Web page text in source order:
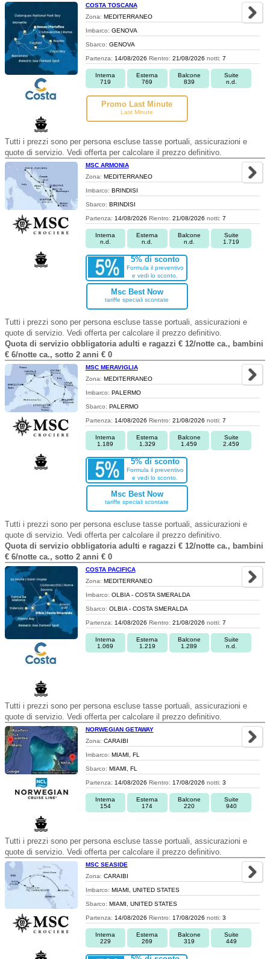
COSTA TOSCANA
Zona: MEDITERRANEO
Imbarco: GENOVA
Sbarco: GENOVA
Partenza: 14/08/2026 Rientro: 21/08/2026 notti: 7
Interna
719
Esterna
769
Balcone
839
Suite
n.d.
Promo Last Minute
Last Minute
Tutti i prezzi sono per persona escluse tasse portuali, assicurazioni e
quote di servizio. Vedi offerta per calcolare il prezzo definitivo.
MSC ARMONIA
Zona: MEDITERRANEO
Imbarco: BRINDISI
Sbarco: BRINDISI
Partenza: 14/08/2026 Rientro: 21/08/2026 notti: 7
Interna
n.d.
Esterna
n.d.
Balcone
n.d.
Suite
1.719
5% di sconto
Formula il preventivo
e vedi lo sconto.
Msc Best Now
tariffe speciali scontate
Tutti i prezzi sono per persona escluse tasse portuali, assicurazioni e
quote di servizio. Vedi offerta per calcolare il prezzo definitivo.
Quota di servizio obbligatoria adulti e ragazzi € 12/notte ca., bambini
€ 6/notte ca., sotto 2 anni € 0
MSC MERAVIGLIA
Zona: MEDITERRANEO
Imbarco: PALERMO
Sbarco: PALERMO
Partenza: 14/08/2026 Rientro: 21/08/2026 notti: 7
Interna
1.189
Esterna
1.329
Balcone
1.459
Suite
2.459
5% di sconto
Formula il preventivo
e vedi lo sconto.
Msc Best Now
tariffe speciali scontate
Tutti i prezzi sono per persona escluse tasse portuali, assicurazioni e
quote di servizio. Vedi offerta per calcolare il prezzo definitivo.
Quota di servizio obbligatoria adulti e ragazzi € 12/notte ca., bambini
€ 6/notte ca., sotto 2 anni € 0
COSTA PACIFICA
Zona: MEDITERRANEO
Imbarco: OLBIA - COSTA SMERALDA
Sbarco: OLBIA - COSTA SMERALDA
Partenza: 14/08/2026 Rientro: 21/08/2026 notti: 7
Interna
1.069
Esterna
1.219
Balcone
1.289
Suite
n.d.
Tutti i prezzi sono per persona escluse tasse portuali, assicurazioni e
quote di servizio. Vedi offerta per calcolare il prezzo definitivo.
NORWEGIAN GETAWAY
Zona: CARAIBI
Imbarco: MIAMI, FL
Sbarco: MIAMI, FL
Partenza: 14/08/2026 Rientro: 17/08/2026 notti: 3
Interna
154
Esterna
174
Balcone
220
Suite
940
Tutti i prezzi sono per persona escluse tasse portuali, assicurazioni e
quote di servizio. Vedi offerta per calcolare il prezzo definitivo.
MSC SEASIDE
Zona: CARAIBI
Imbarco: MIAMI, UNITED STATES
Sbarco: MIAMI, UNITED STATES
Partenza: 14/08/2026 Rientro: 17/08/2026 notti: 3
Interna
229
Esterna
269
Balcone
319
Suite
449